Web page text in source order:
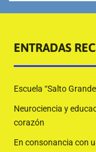
ENTRADAS
Escuela “Salto
Neurociencia y
corazón
En consonancia con